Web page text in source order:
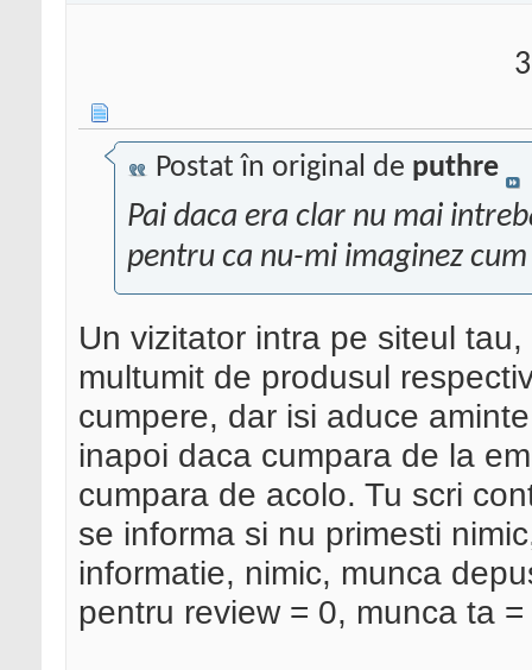
Postat în original de puthre
Pai daca era clar nu mai
pentru ca nu-mi imaginez
Un vizitator intra pe siteul
multumit de produsul
cumpere, dar isi aduce
inapoi daca cumpara de la
cumpara de acolo. Tu scri
se informa si nu primesti
informatie, nimic, munca
pentru review = 0, munca ta